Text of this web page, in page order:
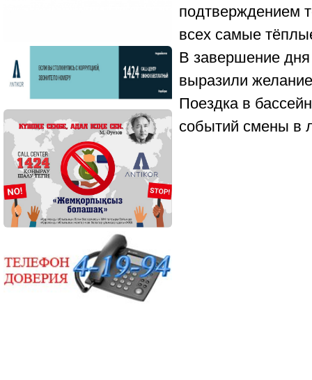
подтверждением
всех самые
В завершение
выразили
Поездка в
событий смены в